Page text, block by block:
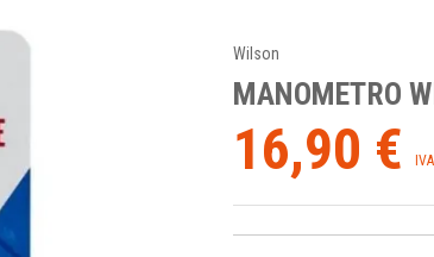
Wilson
MANOMETRO
16,90 €